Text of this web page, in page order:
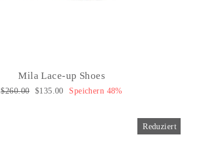
Mila Lace-up Shoes
Normaler
$260.00 Sonderpreis
$135.00 Speichern 48%
Reduziert